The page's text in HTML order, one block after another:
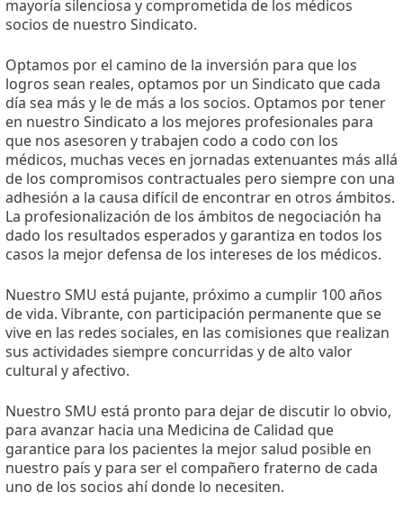
mayoría silenciosa y comprometida de los médicos
socios de nuestro Sindicato.
Optamos por el camino de la inversión para que los
logros sean reales, optamos por un Sindicato que cada
día sea más y le de más a los socios. Optamos por tener
en nuestro Sindicato a los mejores profesionales para
que nos asesoren y trabajen codo a codo con los
médicos, muchas veces en jornadas extenuantes más allá
de los compromisos contractuales pero siempre con una
adhesión a la causa difícil de encontrar en otros ámbitos.
La profesionalización de los ámbitos de negociación ha
dado los resultados esperados y garantiza en todos los
casos la mejor defensa de los intereses de los médicos.
Nuestro SMU está pujante, próximo a cumplir 100 años
de vida. Vibrante, con participación permanente que se
vive en las redes sociales, en las comisiones que realizan
sus actividades siempre concurridas y de alto valor
cultural y afectivo.
Nuestro SMU está pronto para dejar de discutir lo obvio,
para avanzar hacia una Medicina de Calidad que
garantice para los pacientes la mejor salud posible en
nuestro país y para ser el compañero fraterno de cada
uno de los socios ahí donde lo necesiten.